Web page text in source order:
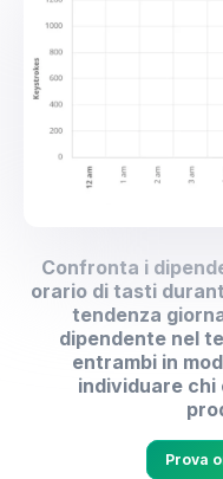
Confronta i
orario di tasti
tendenza
dipendente nel
entrambi in
individuare chi
Prova